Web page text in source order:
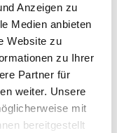
Anzeigen zu
Medien anbieten
Website zu
zu Ihrer
Partner für
weiter. Unsere
mit
bereitgestellt